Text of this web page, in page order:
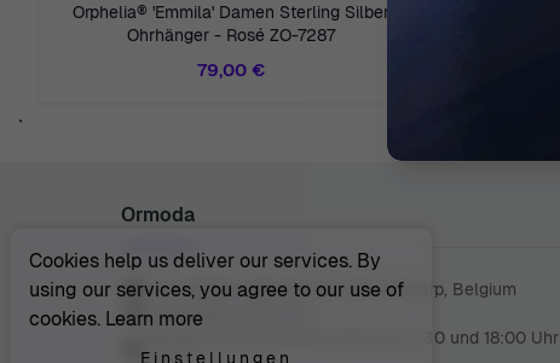
Orphelia® 'Emmila' Damen Sterling Silber
Ohrhänger - Rosé ZO-7287
79,00 €
`
Ormoda
Juul Grietensstraat 9/11, 2140 Antwerp, Belgium
support@ormoda.com
Montag bis Donnerstag zwischen 9:30 und 18:00 Uhr
Cookies help us deliver our services. By
using our services, you agree to our use of
cookies. Learn more
Einstellungen